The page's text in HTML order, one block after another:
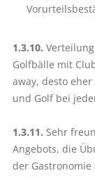
1.3.10.
Golfbälle mit
away, desto
und Golf bei
1.3.11. Sehr
Angebots, die
der